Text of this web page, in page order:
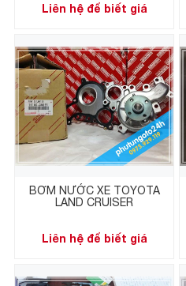
Liên hệ để biết giá
BƠM NƯỚC XE TOYOTA
LAND CRUISER
Liên hệ để biết giá